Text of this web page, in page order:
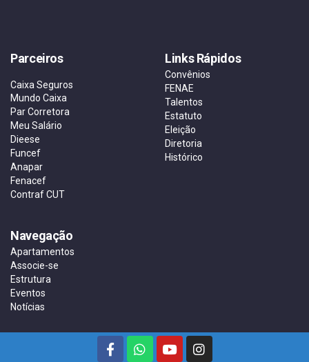
Parceiros
Caixa Seguros
Mundo Caixa
Par Corretora
Meu Salário
Dieese
Funcef
Anapar
Fenacef
Contraf CUT
Links Rápidos
Convênios
FENAE
Talentos
Estatuto
Eleição
Diretoria
Histórico
Navegação
Apartamentos
Associe-se
Estrutura
Eventos
Notícias